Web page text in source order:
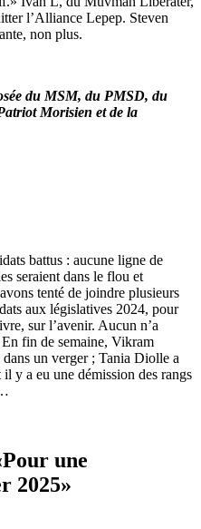
l’Alliance Lepep. Steven
non plus.
du MSM, du PMSD, du
Morisien et de la
battus : aucune ligne de
seraient dans le flou et
tenté de joindre plusieurs
aux législatives 2024, pour
sur l’avenir. Aucun n’a
fin de semaine, Vikram
un verger ; Tania Diolle a
y a eu une démission des rangs
une
2025»